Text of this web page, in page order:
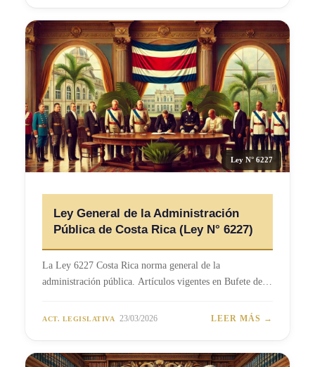
Ley N° 6227
Ley General de la Administración
Pública de Costa Rica (Ley N° 6227)
La Ley 6227 Costa Rica norma general de la
administración pública. Artículos vigentes en Bufete de…
ACT. LEGISLATIVA 23/03/2026 LEER MÁS →